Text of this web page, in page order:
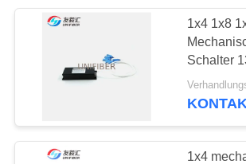
Transceiver
1x4 1x8
Schalter
1550nm
1x4